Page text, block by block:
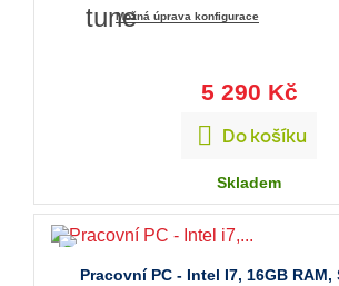
tuneMožná úprava konfigurace
5 290 Kč
 Do košíku
Skladem
Pracovní PC - Intel I7, 16GB RAM,